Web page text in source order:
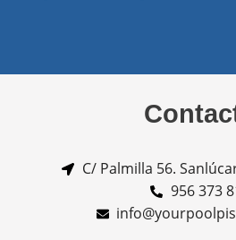
C/ Palmilla 56.
956 373